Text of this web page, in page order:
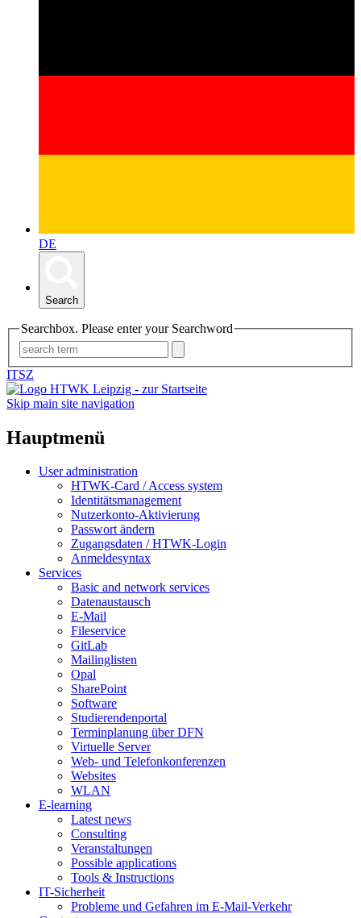
DE
Search
Searchbox. Please enter your Searchword
ITSZ
Skip main site navigation
Hauptmenü
User administration
HTWK-Card / Access system
Identitätsmanagement
Nutzerkonto-Aktivierung
Passwort ändern
Zugangsdaten / HTWK-Login
Anmeldesyntax
Services
Basic and network services
Datenaustausch
E-Mail
Fileservice
GitLab
Mailinglisten
Opal
SharePoint
Software
Studierendenportal
Terminplanung über DFN
Virtuelle Server
Web- und Telefonkonferenzen
Websites
WLAN
E-learning
Latest news
Consulting
Veranstaltungen
Possible applications
Tools & Instructions
IT-Sicherheit
Probleme und Gefahren im E-Mail-Verkehr